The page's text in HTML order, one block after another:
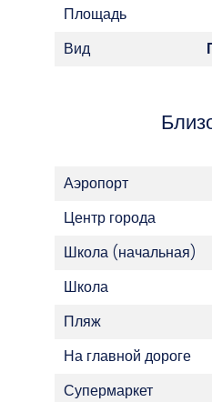
Площадь
Вид
Аэропорт
Центр города
Школа (начальная)
Школа
Пляж
На главной дороге
Супермаркет